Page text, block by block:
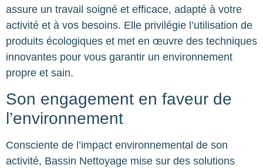
assure un travail soigné et efficace, adapté à votre
activité et à vos besoins. Elle privilégie l’utilisation de
produits écologiques et met en œuvre des techniques
innovantes pour vous garantir un environnement
propre et sain.
Son engagement en faveur de
l’environnement
Consciente de l’impact environnemental de son
activité, Bassin Nettoyage mise sur des solutions